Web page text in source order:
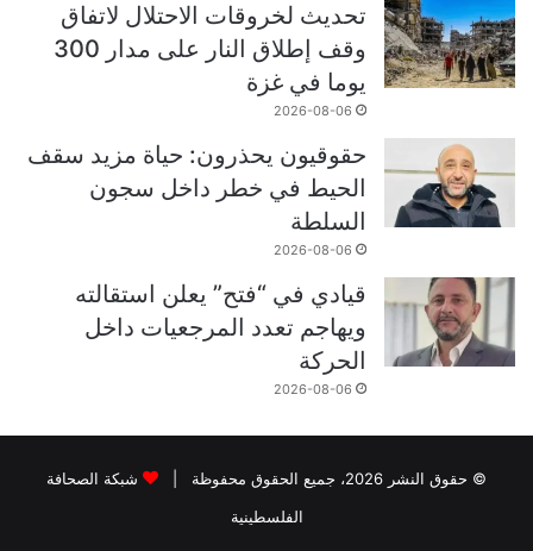
تحديث لخروقات الاحتلال لاتفاق
وقف إطلاق النار على مدار 300
يوما في غزة
2026-08-06
حقوقيون يحذرون: حياة مزيد سقف
الحيط في خطر داخل سجون
السلطة
2026-08-06
قيادي في “فتح” يعلن استقالته
ويهاجم تعدد المرجعيات داخل
الحركة
2026-08-06
© حقوق النشر 2026، جميع الحقوق محفوظة |
شبكة الصحافة
الفلسطينية